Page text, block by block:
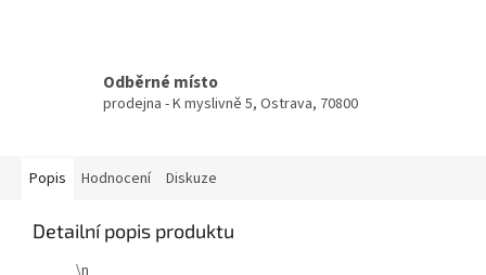
Odběrné místo
prodejna - K myslivně 5, Ostrava, 70800
Popis Hodnocení Diskuze
Detailní popis produktu
\n